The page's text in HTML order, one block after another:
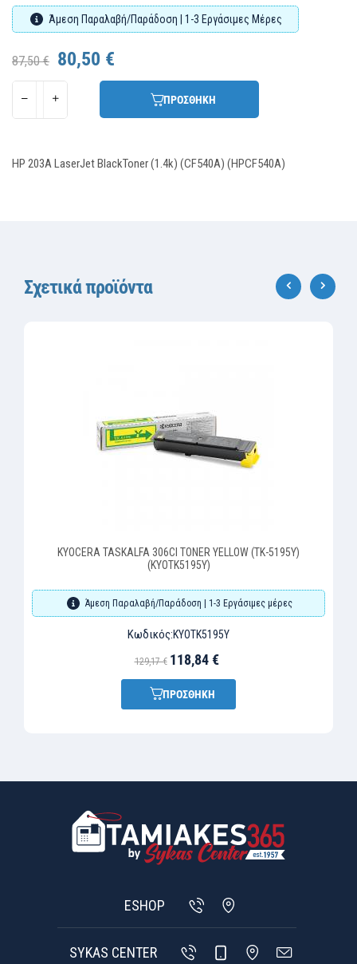
Άμεση Παραλαβή/Παράδοση | 1-3 Εργάσιμες Μέρες
87,50 € 80,50 €
ΠΡΟΣΘΗΚΗ
HP 203A LaserJet BlackToner (1.4k) (CF540A) (HPCF540A)
Σχετικά προϊόντα
KYOCERA TASKALFA 306CI TONER YELLOW (TK-5195Y)
(KYOTK5195Y)
Άμεση Παραλαβή/Παράδοση | 1-3 Εργάσιμες μέρες
Κωδικός:KYOTK5195Y
129,17 € 118,84 €
ΠΡΟΣΘΗΚΗ
ESHOP
SYKAS CENTER